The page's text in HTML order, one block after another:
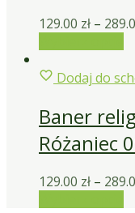
129.00 zł –
Dodaj do
Baner
Różaniec
129.00 zł –